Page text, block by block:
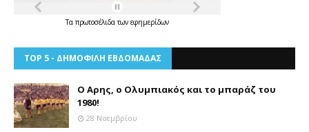
Τα πρωτοσέλιδατων εφημερίδων
TOP 5 - ΔΗΜΟΦΙΛΗ ΕΒΔΟΜΑΔΑΣ
Ο Αρης, ο Ολυμπιακός και το μπαράζ του
1980!
28 Νοεμβρίου